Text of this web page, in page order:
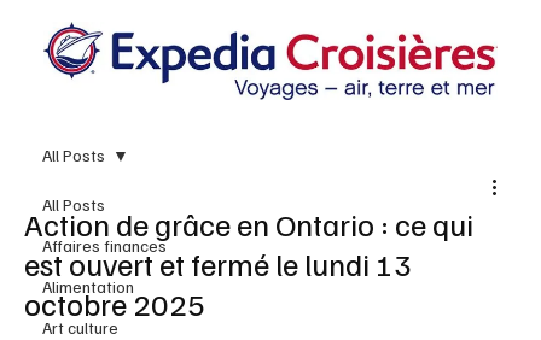
All Posts
Affaires finances
Alimentation
Art culture
All Posts
Action de grâce en Ontario : ce qui
est ouvert et fermé le lundi 13
octobre 2025